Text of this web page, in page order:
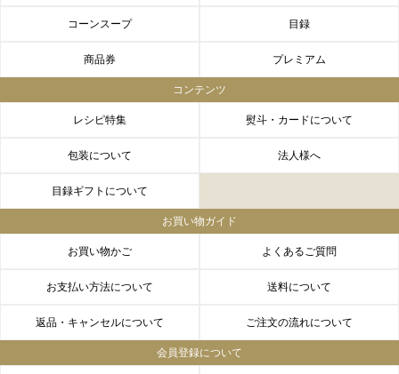
コーンスープ 目録
商品券 プレミアム
コンテンツ
レシピ特集 熨斗・カードについて
包装について 法人様へ
目録ギフトについて
お買い物ガイド
お買い物かご よくあるご質問
お支払い方法について 送料について
返品・キャンセルについて ご注文の流れについて
会員登録について